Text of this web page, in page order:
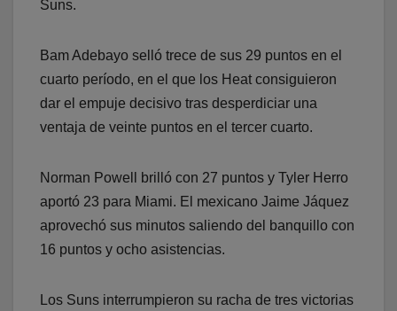
Suns.
Bam Adebayo selló trece de sus 29 puntos en el
cuarto período, en el que los Heat consiguieron
dar el empuje decisivo tras desperdiciar una
ventaja de veinte puntos en el tercer cuarto.
Norman Powell brilló con 27 puntos y Tyler Herro
aportó 23 para Miami. El mexicano Jaime Jáquez
aprovechó sus minutos saliendo del banquillo con
16 puntos y ocho asistencias.
Los Suns interrumpieron su racha de tres victorias